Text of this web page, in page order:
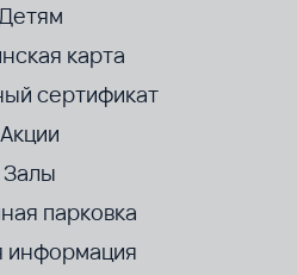
карта
сертификат
Акции
Залы
парковка
информация